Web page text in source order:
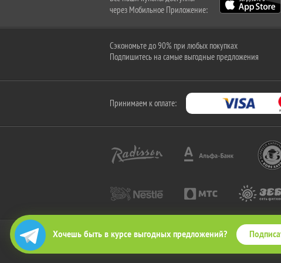
Хочешь быть в курсе выгодных предложений?
через Мобильное Приложение:
Сэкономьте до 90% при любых покупках
Подпишитесь на самые выгодные предложения
Принимаем к оплате:
2010-2026 © КупиКупон. Все права защищены.
Все права на товарный знак "КупиКупон" и на сайт